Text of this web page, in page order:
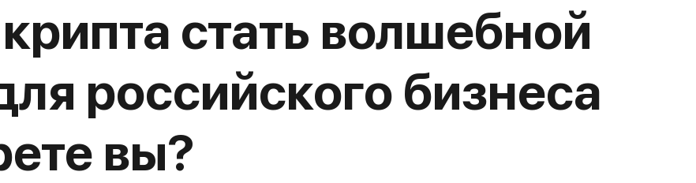
стать волшебной
российского бизнеса
вы?